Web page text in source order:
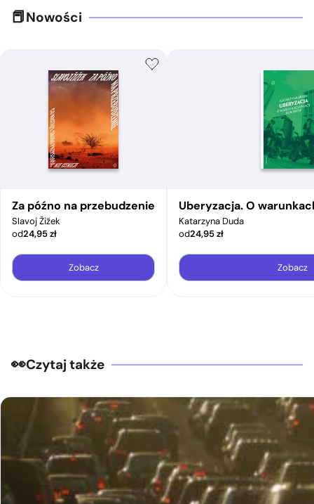
Nowości
Za późno na przebudzenie
Slavoj Žižek
od24,95zł
Zobacz
Uberyzacja. O
Katarzyna Duda
od24,95zł
Zobacz
Czytaj także